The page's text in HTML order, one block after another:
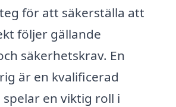
för att säkerställa att
följer gällande
säkerhetskrav. En
är en kvalificerad
en viktig roll i